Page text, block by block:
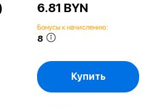
6.81 BYN
Бонусы к начислению:
8
Купить